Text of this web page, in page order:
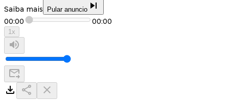
Saiba mais Pular anuncio
00:00 00:00
1x